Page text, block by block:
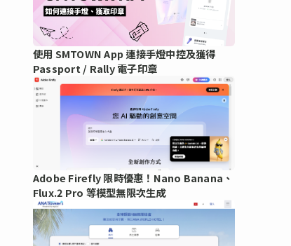
使用 SMTOWN App 連接手燈中控及獲得
Passport / Rally 電子印章
Adobe Firefly 限時優惠！Nano Banana、
Flux.2 Pro 等模型無限次生成